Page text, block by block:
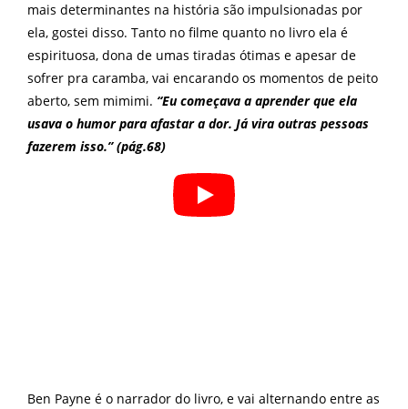
mais determinantes na história são impulsionadas por
ela, gostei disso. Tanto no filme quanto no livro ela é
espirituosa, dona de umas tiradas ótimas e apesar de
sofrer pra caramba, vai encarando os momentos de peito
aberto, sem mimimi. “Eu começava a aprender que ela
usava o humor para afastar a dor. Já vira outras pessoas
fazerem isso.” (pág.68)
Ben Payne é o narrador do livro, e vai alternando entre as